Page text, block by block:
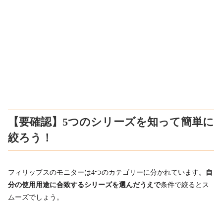
【要確認】5つのシリーズを知って簡単に
絞ろう！
フィリップスのモニターは4つのカテゴリーに分かれています。
自
分の使用用途に合致するシリーズを選んだうえで条件で絞るとス
ムーズでしょう。